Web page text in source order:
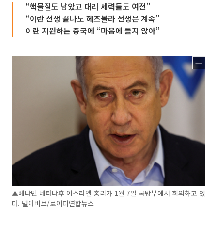
“핵물질도 남았고 대리 세력들도 여전”
“이란 전쟁 끝나도 헤즈볼라 전쟁은 계속”
이란 지원하는 중국에 “마음에 들지 않아”
▲베냐민 네타냐후 이스라엘 총리가 1월 7일 국방부에서 회의하고 있
다. 텔아비브/로이터연합뉴스